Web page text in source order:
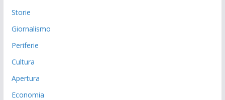
Storie
Giornalismo
Periferie
Cultura
Apertura
Economia